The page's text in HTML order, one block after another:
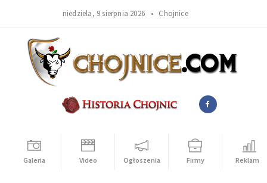
niedziela, 9 sierpnia 2026 • Chojnice
Galeria Video Ogłoszenia Firmy Reklama